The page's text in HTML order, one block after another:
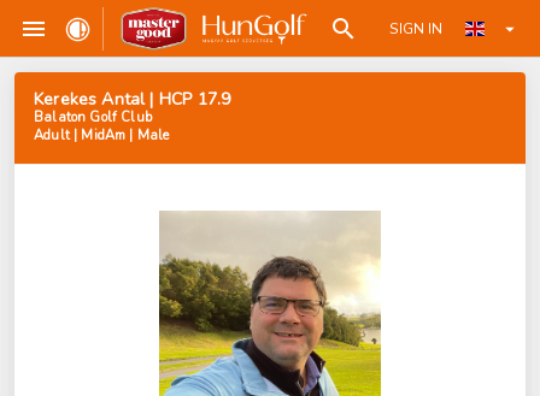
SIGN IN
Kerekes Antal | HCP 17.9
Balaton Golf Club
Adult | MidAm | Male